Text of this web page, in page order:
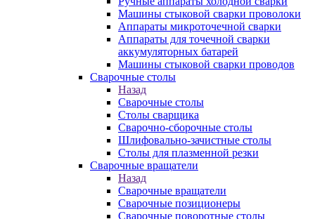
Машины стыковой сварки проволоки
Аппараты микроточечной сварки
Аппараты для точечной сварки
аккумуляторных батарей
Машины стыковой сварки проводов
Сварочные столы
Назад
Сварочные столы
Столы сварщика
Сварочно-сборочные столы
Шлифовально-зачистные столы
Столы для плазменной резки
Сварочные вращатели
Назад
Сварочные вращатели
Сварочные позиционеры
Сварочные поворотные столы